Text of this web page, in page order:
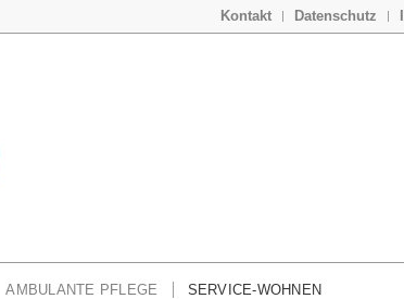
Kontakt Datenschutz
AMBULANTE PFLEGE SERVICE-WOHNEN